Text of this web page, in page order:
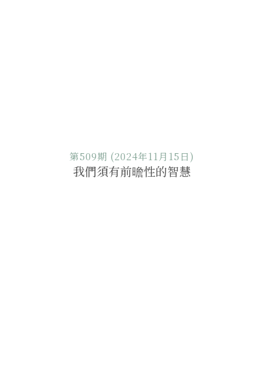
第509期 (2024年11月15日)
我們須有前曕性的智慧